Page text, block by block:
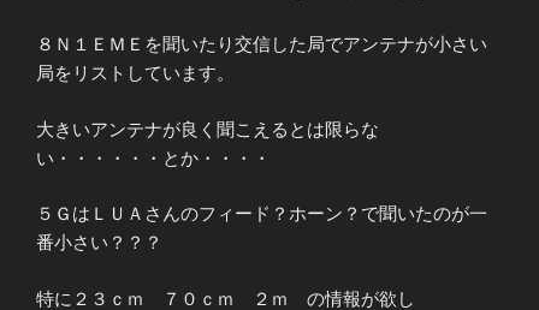
８Ｎ１ＥＭＥを聞いたり交信した局でアンテナが小さい
局をリストしています。
大きいアンテナが良く聞こえるとは限らな
い・・・・・・とか・・・・
５ＧはＬＵＡさんのフィード？ホーン？で聞いたのが一
番小さい？？？
特に２３ｃｍ ７０ｃｍ ２ｍ の情報が欲し